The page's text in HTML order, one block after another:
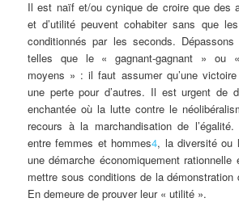
Il est naïf et/ou cynique de croire que des
et d’utilité peuvent cohabiter sans que
conditionnés par les seconds. Dépassons
telles que le « gagnant-gagnant » ou
moyens » : il faut assumer qu’une
une perte pour d’autres. Il est urgent de
enchantée où la lutte contre le
recours à la marchandisation de l’égalité.
entre femmes et hommes4, la diversité ou
une démarche économiquement rationnelle
mettre sous conditions de la démonstration
En demeure de prouver leur « utilité ».